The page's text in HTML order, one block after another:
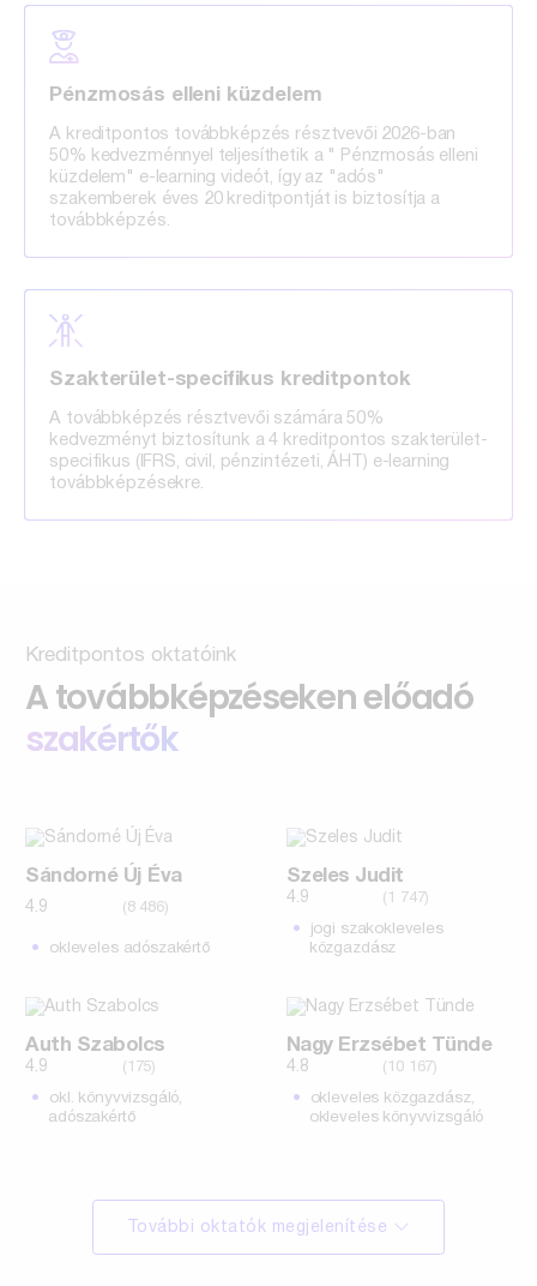
Pénzmosás elleni küzdelem
A kreditpontos továbbképzés résztvevői 2026-ban
50% kedvezménnyel teljesíthetik a " Pénzmosás elleni
küzdelem" e-learning videót, így az "adós"
szakemberek éves 20 kreditpontját is biztosítja a
továbbképzés.
Szakterület-specifikus kreditpontok
A továbbképzés résztvevői számára 50%
kedvezményt biztosítunk a 4 kreditpontos szakterület-
specifikus (IFRS, civil, pénzintézeti, ÁHT) e-learning
továbbképzésekre.
Kreditpontos oktatóink
A továbbképzéseken előadó
szakértők
Sándorné Új Éva
4.9 (8 486)
okleveles adószakértő
Szeles Judit
4.9 (1 747)
jogi szakokleveles
közgazdász
Auth Szabolcs
4.9 (175)
okl. könyvvizsgáló,
adószakértő
Nagy Erzsébet Tünde
4.8 (10 167)
okleveles közgazdász,
okleveles könyvvizsgáló
További oktatók megjelenítése